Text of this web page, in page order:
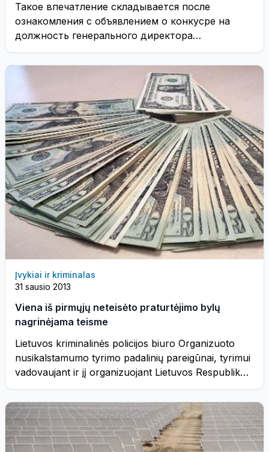
Такое впечатление складывается после
ознакомления с объявлением о конкусре на
должность генерального директора
государственного предприятия Игналинская
атомная электростанция, размещенным
Įvykiai ir kriminalas
31 sausio 2013
Viena iš pirmųjų neteisėto praturtėjimo bylų
nagrinėjama teisme
Lietuvos kriminalinės policijos biuro Organizuoto
nusikalstamumo tyrimo padalinių pareigūnai, tyrimui
vadovaujant ir jį organizuojant Lietuvos Respublikos
Generalinės prokuratūros organizuotų nusikaltimų
...